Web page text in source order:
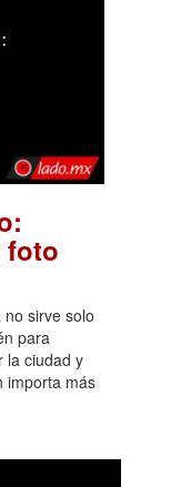
foto
sirve solo
para
la ciudad y
importa más